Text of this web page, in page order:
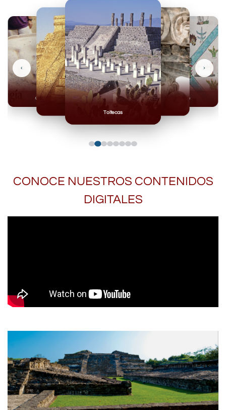
Toltecas
Mexicas
Olmecas
‹ ›
CONOCE NUESTROS CONTENIDOS
DIGITALES